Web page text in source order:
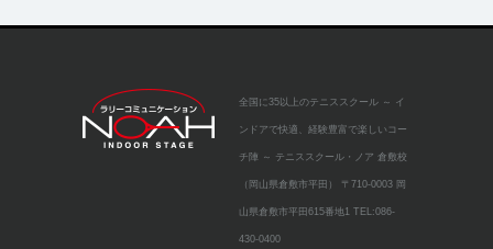
全国に35以上のテニススクール ～ イ
ンドアで快適、経験豊富で楽しいコー
チ陣 ～ テニススクール・ノア 倉敷校
（岡山県倉敷市平田） 〒710-0003 岡
山県倉敷市平田615番地1 TEL:086-
430-0400